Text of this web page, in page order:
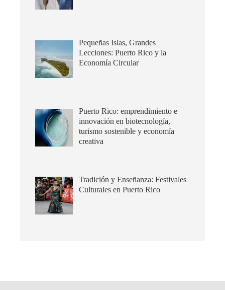
Pequeñas Islas, Grandes
Lecciones: Puerto Rico y la
Economía Circular
Puerto Rico: emprendimiento e
innovación en biotecnología,
turismo sostenible y economía
creativa
Tradición y Enseñanza: Festivales
Culturales en Puerto Rico